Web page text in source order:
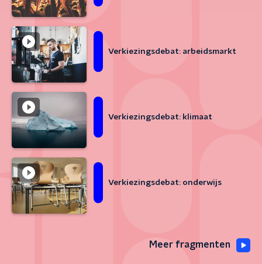
Verkiezingsdebat: arbeidsmarkt
Verkiezingsdebat: klimaat
Verkiezingsdebat: onderwijs
Meer fragmenten